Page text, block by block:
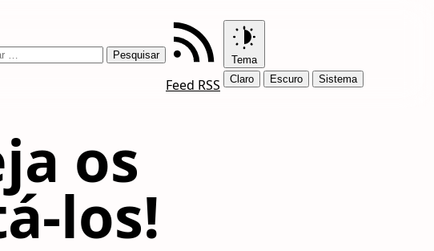
Feed RSS
Tema
Claro
Escuro Sistema
os
los!